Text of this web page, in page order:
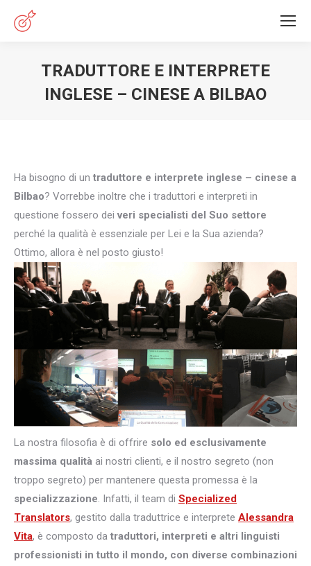
TRADUTTORE E INTERPRETE
INGLESE – CINESE A BILBAO
Ha bisogno di un traduttore e interprete inglese – cinese a
Bilbao? Vorrebbe inoltre che i traduttori e interpreti in
questione fossero dei veri specialisti del Suo settore
perché la qualità è essenziale per Lei e la Sua azienda?
Ottimo, allora è nel posto giusto!
La nostra filosofia è di offrire solo ed esclusivamente
massima qualità ai nostri clienti, e il nostro segreto (non
troppo segreto) per mantenere questa promessa è la
specializzazione. Infatti, il team di Specialized
Translators, gestito dalla traduttrice e interprete Alessandra
Vita, è composto da traduttori, interpreti e altri linguisti
professionisti in tutto il mondo, con diverse combinazioni